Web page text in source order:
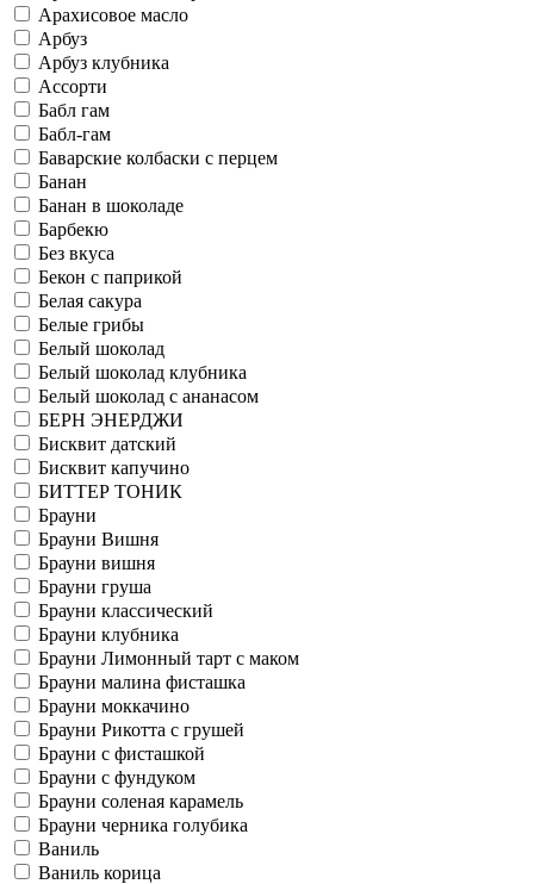
Арахисовое масло
Арбуз
Арбуз клубника
Ассорти
Бабл гам
Бабл-гам
Баварские колбаски с перцем
Банан
Банан в шоколаде
Барбекю
Без вкуса
Бекон с паприкой
Белая сакура
Белые грибы
Белый шоколад
Белый шоколад клубника
Белый шоколад с ананасом
БЕРН ЭНЕРДЖИ
Бисквит датский
Бисквит капучино
БИТТЕР ТОНИК
Брауни
Брауни Вишня
Брауни вишня
Брауни груша
Брауни классический
Брауни клубника
Брауни Лимонный тарт с маком
Брауни малина фисташка
Брауни моккачино
Брауни Рикотта с грушей
Брауни с фисташкой
Брауни с фундуком
Брауни соленая карамель
Брауни черника голубика
Ваниль
Ваниль корица